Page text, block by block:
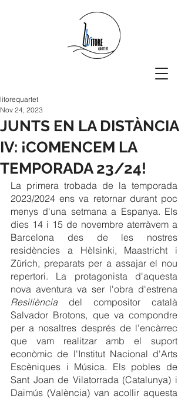
JUNTS EN LA DISTÀNCIA
IV: ¡COMENCEM LA
TEMPORADA 23/24!
litorequartet
Nov 24, 2023
La primera trobada de la temporada
2023/2024 ens va retornar durant poc
menys d'una setmana a Espanya. Els
dies 14 i 15 de novembre aterràvem a
Barcelona des de les nostres
residències a Hèlsinki, Maastricht i
Zürich, preparats per a assajar el nou
repertori. La protagonista d'aquesta
Resiliència del compositor català
Salvador Brotons, que va compondre
per a nosaltres després de l'encàrrec
que vam realitzar amb el suport
econòmic de l'Institut Nacional d'Arts
Escèniques i Música. Els pobles de
Sant Joan de Vilatorrada (Catalunya) i
Daimús (València) van acollir aquesta